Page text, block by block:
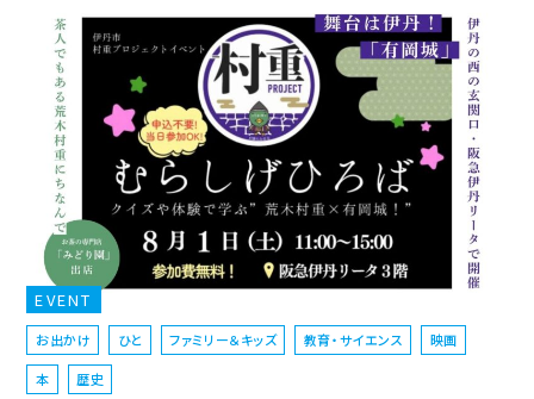
EVENT
お出かけ ひと ファミリー＆キッズ 教育・サイエンス 映画
本 歴史